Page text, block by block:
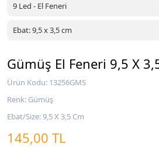
9 Led - El Feneri
Ebat: 9,5 x 3,5 cm
Gümüş El Feneri 9,5 X
Ürün Kodu: 13256GMS
Renk: Gümüş
Ebat/Size: 9,5 X 3,5 Cm
145,00 TL